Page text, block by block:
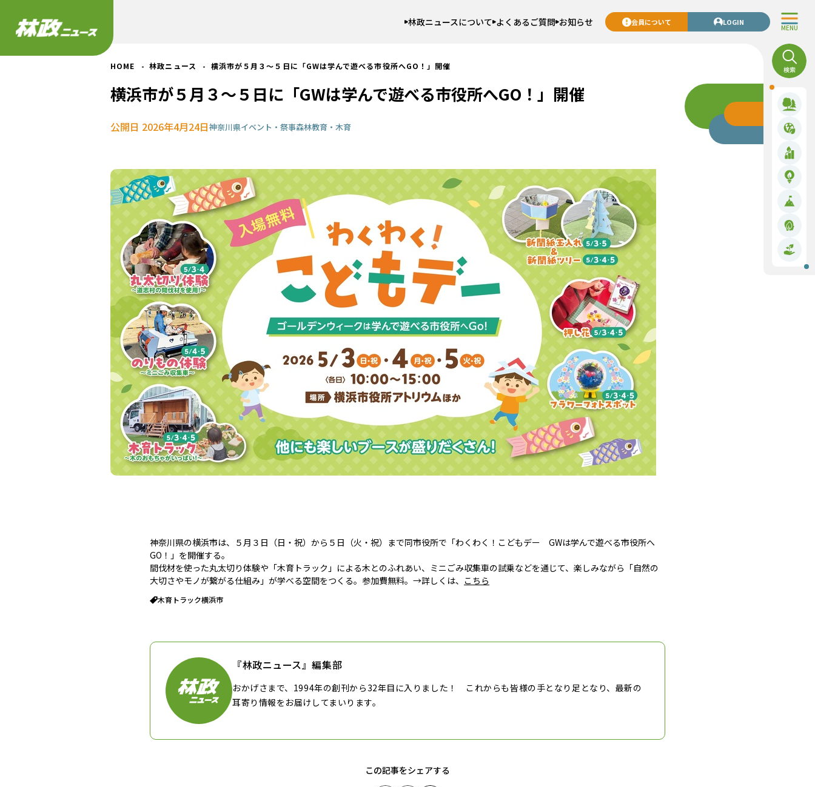
MENU
林政ニュースについて よくあるご質問 お知らせ 会員について LOGIN
HOME 林政ニュース 横浜市が５月３～５日に「GWは学んで遊べる市役所へGO！」開催
横浜市が５月３～５日に「GWは学んで遊べる市役所へGO！」開催
公開日 2026年4月24日神奈川県イベント・祭事森林教育・木育
神奈川県の横浜市は、５月３日（日・祝）から５日（火・祝）まで同市役所で「わくわく！こどもデー GWは学んで遊べる市役所へ
GO！」を開催する。
間伐材を使った丸太切り体験や「木育トラック」による木とのふれあい、ミニごみ収集車の試乗などを通じて、楽しみながら「自然の
大切さやモノが繋がる仕組み」が学べる空間をつくる。参加費無料。→詳しくは、 こちら
木育トラック横浜市
『林政ニュース』編集部
おかげさまで、1994年の創刊から32年目に入りました！ これからも皆様の手となり足となり、最新の
耳寄り情報をお届けしてまいります。
この記事をシェアする